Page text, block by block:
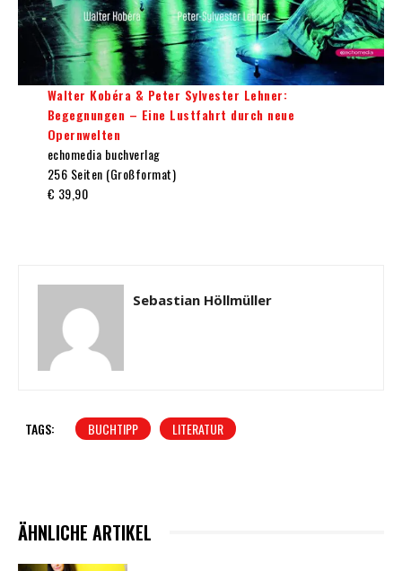
Walter Kobéra & Peter Sylvester Lehner:
Begegnungen – Eine Lustfahrt durch neue
Opernwelten
echomedia buchverlag
256 Seiten (Großformat)
€ 39,90
Sebastian Höllmüller
TAGS: BUCHTIPP LITERATUR
ÄHNLICHE ARTIKEL